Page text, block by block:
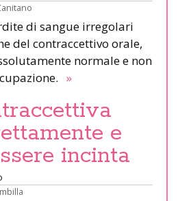
di sangue irregolari
del contraccettivo orale,
normale e non
»
e
incinta